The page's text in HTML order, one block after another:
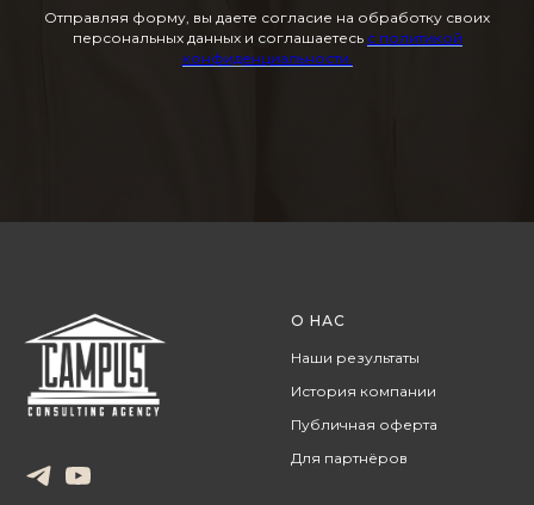
Отправляя форму, вы даете согласие на обработку своих
персональных данных и соглашаетесь с политикой
конфиденциальности.
О НАС
Наши результаты
История компании
Публичная оферта
Для партнёров